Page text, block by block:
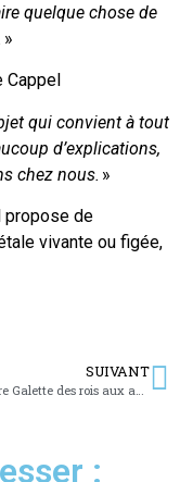
quelque chose de
»
Cappel
qui convient à tout
d’explications,
chez nous. »
propose de
vivante ou figée,
SUIVANT
: